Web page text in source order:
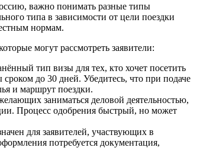
важно понимать разные типы
типа в зависимости от цели поездки
нормам.
могут рассмотреть заявители:
тип визы для тех, кто хочет посетить
до 30 дней. Убедитесь, что при подаче
и маршрут поездки.
заниматься деловой деятельностью,
Процесс одобрения быстрый, но может
для заявителей, участвующих в
потребуется документация,